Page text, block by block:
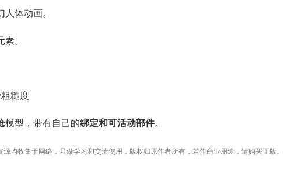
体动画。
。
糙度
模型，带有自己的绑定和可活动部件。
收集于网络，只做学习和交流使用，版权归原作者所有，若作商业用途，请购买正版。